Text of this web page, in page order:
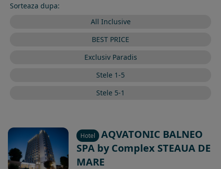
Sorteaza dupa:
All Inclusive
BEST PRICE
Exclusiv Paradis
Stele 1-5
Stele 5-1
Hotel
AQVATONIC BALNEO
SPA by Complex STEAUA DE
MARE